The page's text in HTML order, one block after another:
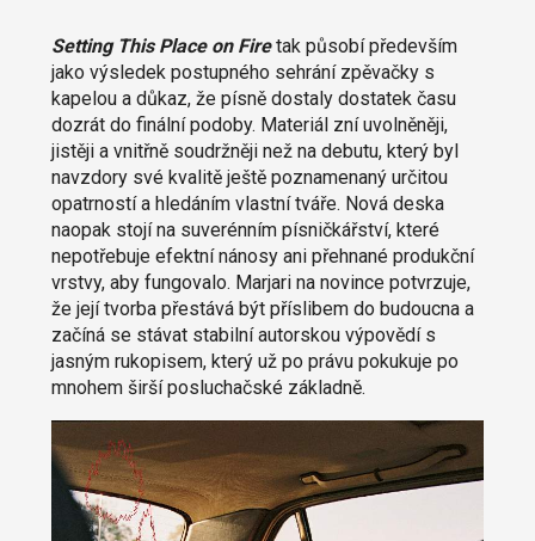
Setting This Place on Firetak působí především
jako výsledek postupného sehrání zpěvačky s
kapelou a důkaz, že písně dostaly dostatek času
dozrát do finální podoby. Materiál zní uvolněněji,
jistěji a vnitřně soudržněji než na debutu, který byl
navzdory své kvalitě ještě poznamenaný určitou
opatrností a hledáním vlastní tváře. Nová deska
naopak stojí na suverénním písničkářství, které
nepotřebuje efektní nánosy ani přehnané produkční
vrstvy, aby fungovalo. Marjari na novince potvrzuje,
že její tvorba přestává být příslibem do budoucna a
začíná se stávat stabilní autorskou výpovědí s
jasným rukopisem, který už po právu pokukuje po
mnohem širší posluchačské základně.